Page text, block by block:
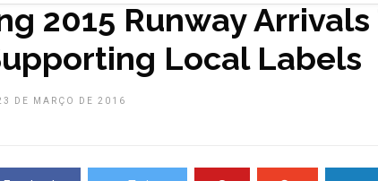
2015 Runway
Local Labels
DE MARÇO DE 2016